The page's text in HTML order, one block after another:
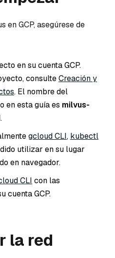
en GCP, asegúrese de
en su cuenta GCP.
consulteCreación y
. El nombre del
en esta guía es milvus-
.
gcloud CLI, kubectl
utilizar en su lugar
en navegador.
CLI con las
cuenta GCP.
la red